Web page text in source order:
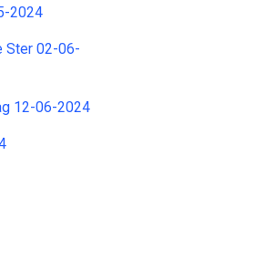
2024
Ster 02-06-
12-06-2024